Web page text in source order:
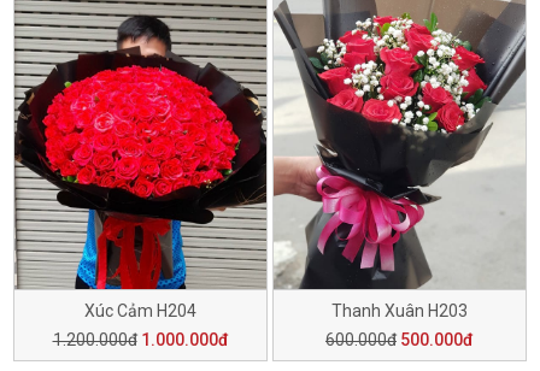
Xúc Cảm H204
1.200.000đ 1.000.000đ
Thanh Xuân H203
600.000đ 500.000đ